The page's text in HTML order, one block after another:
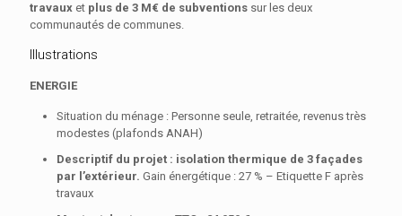
travaux et plus de 3 M€ de subventions sur les deux
communautés de communes.
Illustrations
ENERGIE
Situation du ménage : Personne seule, retraitée, revenus très
modestes (plafonds ANAH)
Descriptif du projet : isolation thermique de 3 façades
par l’extérieur. Gain énergétique : 27 % – Etiquette F après
travaux